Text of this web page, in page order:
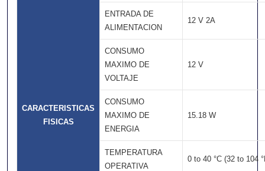
CARACTERISTICAS
FISICAS
ENTRADA DE
ALIMENTACION
12 V 2A
CONSUMO
MAXIMO DE
VOLTAJE
12 V
CONSUMO
MAXIMO DE
ENERGIA
15.18 W
TEMPERATURA
OPERATIVA
0 to 40 °C (32 to 104